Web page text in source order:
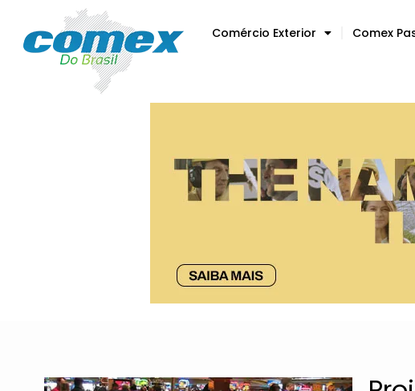
Comércio Exterior Comex